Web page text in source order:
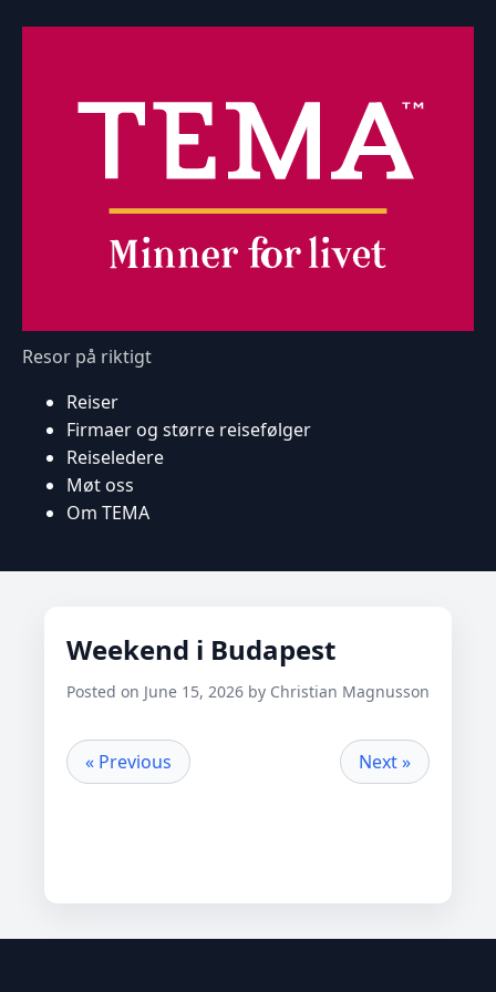
Resor på riktigt
Reiser
Firmaer og større reisefølger
Reiseledere
Møt oss
Om TEMA
Weekend i Budapest
Posted on June 15, 2026 by Christian Magnusson
« Previous Next »